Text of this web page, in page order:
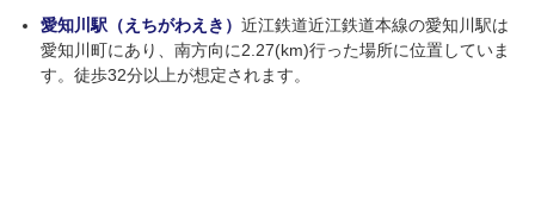
愛知川駅（えちがわえき） 近江鉄道近江鉄道本線の愛知川駅は
愛知川町にあり、南方向に2.27(km)行った場所に位置していま
す。徒歩32分以上が想定されます。